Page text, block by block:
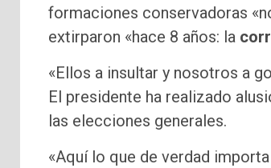
formaciones conservadoras
extirparon «hace 8 años: la
«Ellos a insultar y nosotros a
El presidente ha realizado
las elecciones generales.
«Aquí lo que de verdad